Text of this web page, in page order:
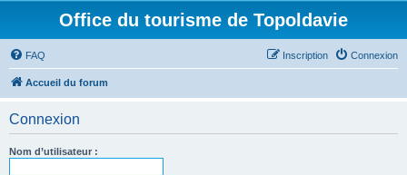
Office du tourisme de Topoldavie
FAQ Connexion
Inscription
Accueil du forum
Connexion
Nom d’utilisateur :